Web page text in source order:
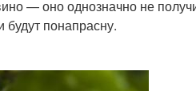
— оно однозначно не
понапрасну.